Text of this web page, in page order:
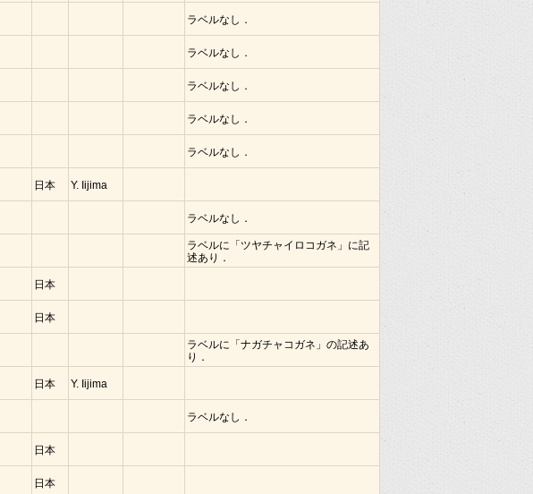
ラベルなし．
ラベルなし．
ラベルなし．
ラベルなし．
ラベルなし．
日本 Y. Iijima
ラベルなし．
ラベルに「ツヤチャイロコガネ」に記
述あり．
日本
日本
ラベルに「ナガチャコガネ」の記述あ
り．
日本 Y. Iijima
ラベルなし．
日本
日本